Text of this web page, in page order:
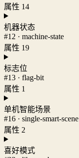
属性 14
机器状态
#12 · machine-state
属性 19
标志位
#13 · flag-bit
属性 1
单机智能场景
#16 · single-smart-scene
属性 2
喜好模式